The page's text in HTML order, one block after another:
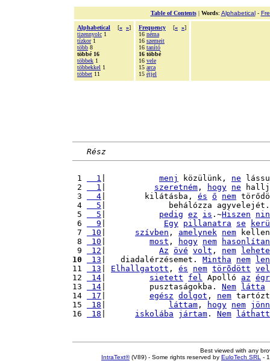
Table of Contents| Words: Alphabetical-
Alphabetical [« »]
tizennyolc 1
tízkor1
több 8
többé 16
többek 1
többekkel 1
többet 11
Frequency [« »]
16 néma
16 szemeit
16 tanító
16 többé
16 vele
15 arca
15 éjjel
Rész
1
  1
menj közülünk, ne
2
  1
szeretném , hogy ne
3
  4
|        kilátásba, és ő nem
4
  5
|             behálózza
5
  5
pedig ez is .~Hiszen
6
  9
Egy pillanatra se
7
10 szívben , amelynek nem
8
10 most , hogy nem
9
12 Az övé volt , nem
10
13 |   diadalérzésemet. Mintha nem
11
13 Elhallgatott , és nem törõdött
12
14 sietett fel Apolló az
13
14 |         pusztaságokba. Nem
látta
14
17 egész dolgot , nem
15
18 láttam , hogy nem
16
18 iskolába jártam . Nem
Best viewed with any
IntraText®(V89) - Some rights reserved by EuloTech SRL -